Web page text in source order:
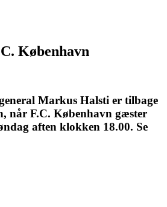
København
Markus Halsti er tilbage
når F.C. København gæster
aften klokken 18.00. Se